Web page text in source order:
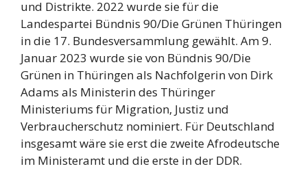
und Distrikte. 2022 wurde sie für die
Landespartei Bündnis 90/Die Grünen Thüringen
in die 17. Bundesversammlung gewählt. Am 9.
Januar 2023 wurde sie von Bündnis 90/Die
Grünen in Thüringen als Nachfolgerin von Dirk
Adams als Ministerin des Thüringer
Ministeriums für Migration, Justiz und
Verbraucherschutz nominiert. Für Deutschland
insgesamt wäre sie erst die zweite Afrodeutsche
im Ministeramt und die erste in der DDR.